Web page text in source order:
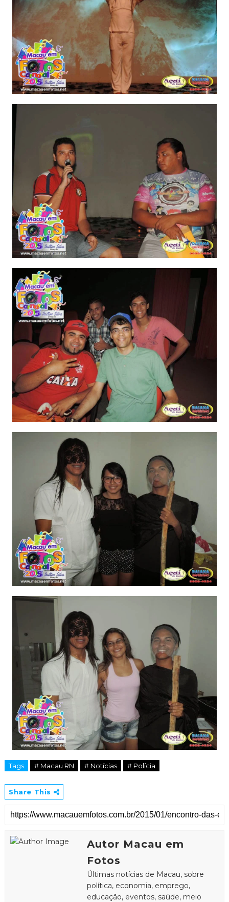
Tags # Macau RN # Notícias # Polícia
Share This
Autor Macau em
Fotos
Últimas notícias de Macau, sobre
política, economia, emprego,
educação, eventos, saúde, meio